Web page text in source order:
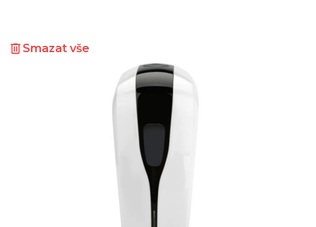
Smazat vše